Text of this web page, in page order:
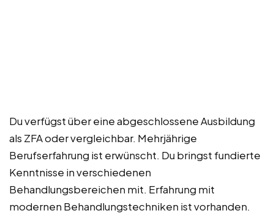
Du verfügst über eine abgeschlossene Ausbildung
als ZFA oder vergleichbar. Mehrjährige
Berufserfahrung ist erwünscht. Du bringst fundierte
Kenntnisse in verschiedenen
Behandlungsbereichen mit. Erfahrung mit
modernen Behandlungstechniken ist vorhanden.